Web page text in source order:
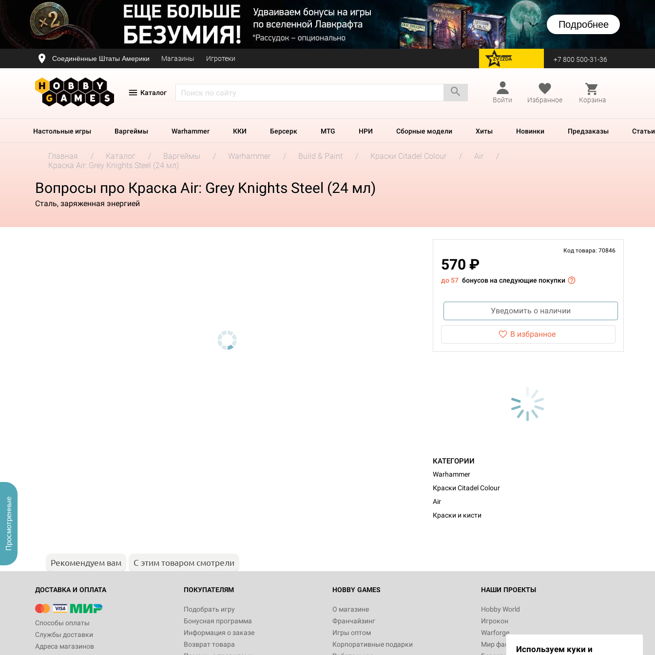
Подробнее
Соединённые Штаты Америки Магазины Игротеки перейти на Zvezda +7 800 500-31-36
Каталог
Войти
Избранное Корзина
Настольные игры Варгеймы Warhammer ККИ Берсерк MTG НРИ Сборные модели Хиты Новинки Предзаказы Статьи
Главная Каталог Варгеймы Warhammer Build & Paint Краски Citadel Colour
Air
Краска Air: Grey Knights Steel (24 мл)
Вопросы про Краска Air: Grey Knights Steel (24 мл)
Сталь, заряженная энергией
Код товара: 70846
570 ₽
до 57 бонусов на следующие покупки
Уведомить о наличии
В избранное
КАТЕГОРИИ
Warhammer
Краски Citadel Colour
Air
Краски и кисти
Рекомендуем вам С этим товаром смотрели
ДОСТАВКА И ОПЛАТА
Способы оплаты
Службы доставки
Адреса магазинов
ПОКУПАТЕЛЯМ
Подобрать игру
Бонусная программа
Информация о заказе
Возврат товара
HOBBY GAMES
О магазине
Франчайзинг
Игры оптом
Корпоративные подарки
НАШИ ПРОЕКТЫ
Hobby World
Игрокон
Warforge
Мир фантастикиИспользуем куки и
Просмотренные
Настольная игра Hobby World Журнал
"Мир фантастики. Спецвыпуск: Братья
империи: Боевая тревога
799
Настольная игра Hobby World Сумерки
империи. Четвёртая редакция: Грозовой
Рубеж